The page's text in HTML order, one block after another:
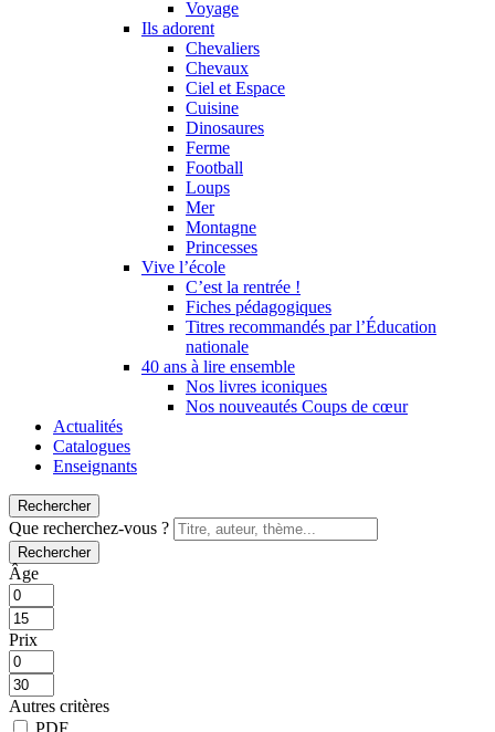
Voyage
Ils adorent
Chevaliers
Chevaux
Ciel et Espace
Cuisine
Dinosaures
Ferme
Football
Loups
Mer
Montagne
Princesses
Vive l’école
C’est la rentrée !
Fiches pédagogiques
Titres recommandés par l’Éducation
nationale
40 ans à lire ensemble
Nos livres iconiques
Nos nouveautés Coups de cœur
Actualités
Catalogues
Enseignants
Rechercher
Que recherchez-vous ?
Rechercher
Âge
Prix
Autres critères
PDF